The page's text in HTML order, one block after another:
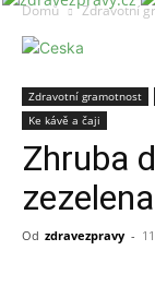
Domů Zdravotní
Zdravotní gramotnost
Ke kávě a čaji
Zhruba
Od zdravezpravy -